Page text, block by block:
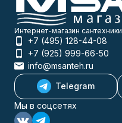
Интернет-магазин сантехники
+7 (495) 128-44-08
+7 (925) 999-66-50
info@msanteh.ru
Telegram
Мы в соцсетях